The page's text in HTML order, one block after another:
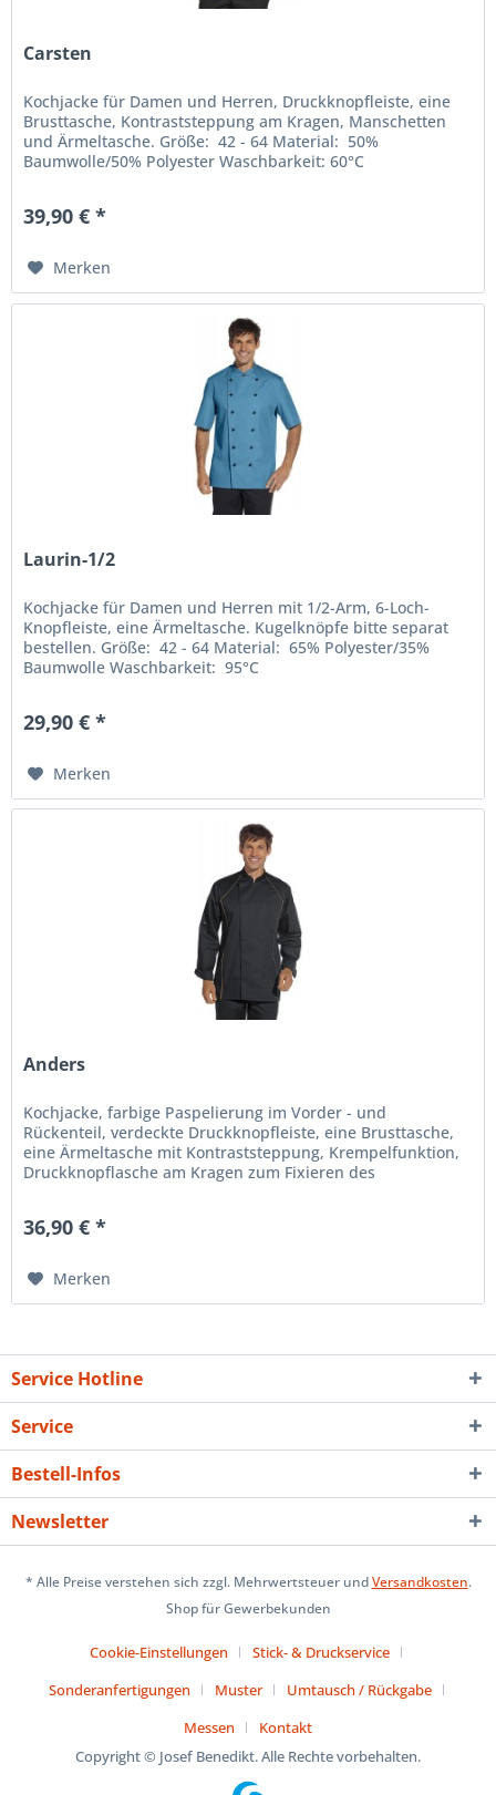
Carsten
Kochjacke für Damen und Herren, Druckknopfleiste, eine
Brusttasche, Kontraststeppung am Kragen, Manschetten
und Ärmeltasche. Größe: 42 - 64 Material: 50%
Baumwolle/50% Polyester Waschbarkeit: 60°C
39,90 € *
Merken
Laurin-1/2
Kochjacke für Damen und Herren mit 1/2-Arm, 6-Loch-
Knopfleiste, eine Ärmeltasche. Kugelknöpfe bitte separat
bestellen. Größe: 42 - 64 Material: 65% Polyester/35%
Baumwolle Waschbarkeit: 95°C
29,90 € *
Merken
Anders
Kochjacke, farbige Paspelierung im Vorder - und
Rückenteil, verdeckte Druckknopfleiste, eine Brusttasche,
eine Ärmeltasche mit Kontraststeppung, Krempelfunktion,
Druckknopflasche am Kragen zum Fixieren des
36,90 € *
Merken
Service Hotline
Service
Bestell-Infos
Newsletter
* Alle Preise verstehen sich zzgl. Mehrwertsteuer undVersandkosten.
Shop für Gewerbekunden
Cookie-Einstellungen
Stick- & Druckservice
Sonderanfertigungen
Muster
Umtausch / Rückgabe
Messen
Kontakt
Copyright © Josef Benedikt. Alle Rechte vorbehalten.